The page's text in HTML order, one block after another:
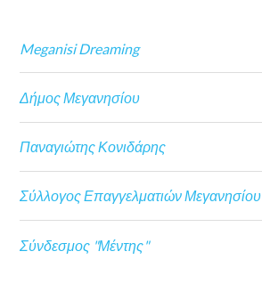
Meganisi Dreaming
Δήμος Μεγανησίου
Παναγιώτης Κονιδάρης
Σύλλογος Επαγγελματιών Μεγανησίου
Σύνδεσμος "Μέντης"